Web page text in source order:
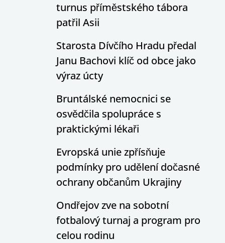
turnus příměstského tábora
patřil Asii
Starosta Dívčího Hradu předal
Janu Bachovi klíč od obce jako
výraz úcty
Bruntálské nemocnici se
osvědčila spolupráce s
praktickými lékaři
Evropská unie zpřísňuje
podmínky pro udělení dočasné
ochrany občanům Ukrajiny
Ondřejov zve na sobotní
fotbalový turnaj a program pro
celou rodinu